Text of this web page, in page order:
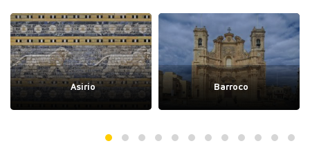
Asirio Barroco